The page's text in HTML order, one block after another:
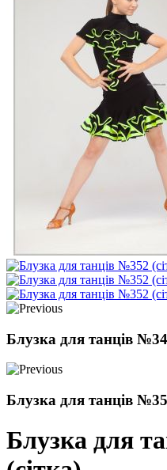
Блузка для танців
Блузка для танців
Блузка для